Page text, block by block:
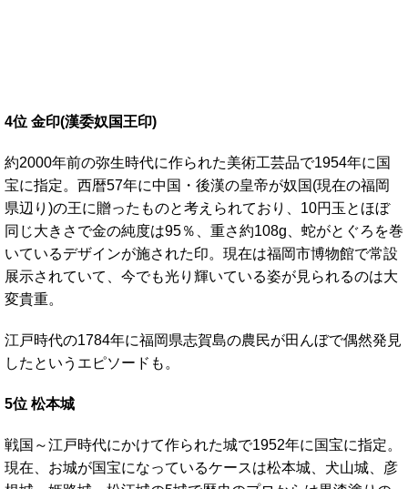
4位 金印(漢委奴国王印)
約2000年前の弥生時代に作られた美術工芸品で1954年に国
宝に指定。西暦57年に中国・後漢の皇帝が奴国(現在の福岡
県辺り)の王に贈ったものと考えられており、10円玉とほぼ
同じ大きさで金の純度は95％、重さ約108g、蛇がとぐろを巻
いているデザインが施された印。現在は福岡市博物館で常設
展示されていて、今でも光り輝いている姿が見られるのは大
変貴重。
江戸時代の1784年に福岡県志賀島の農民が田んぼで偶然発見
したというエピソードも。
5位 松本城
戦国～江戸時代にかけて作られた城で1952年に国宝に指定。
現在、お城が国宝になっているケースは松本城、犬山城、彦